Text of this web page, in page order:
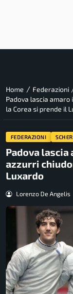
Home / Federazioni
Padova lascia amaro
la Corea si prende il
FEDERAZIONI
Padova lascia
azzurri
Luxardo
Lorenzo De Angelis